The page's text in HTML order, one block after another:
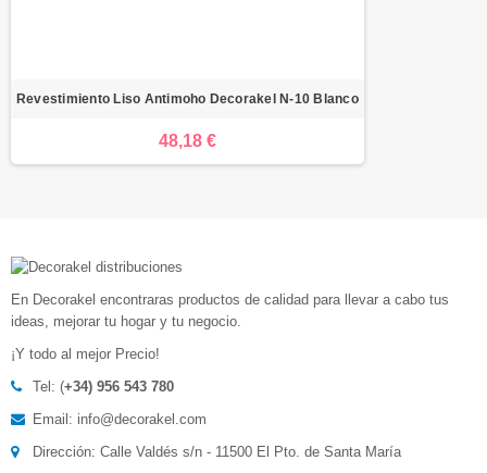
Revestimiento Liso Antimoho Decorakel N-10 Blanco
48,18 €
En Decorakel encontraras productos de calidad para llevar a cabo tus
ideas, mejorar tu hogar y tu negocio.
¡Y todo al mejor Precio!
Tel: (+34) 956 543 780
Email: info@decorakel.com
Dirección: Calle Valdés s/n - 11500 El Pto. de Santa María